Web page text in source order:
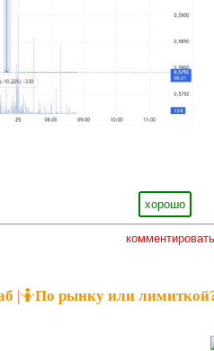
хорошо
комментировать
|🤷По рынку или